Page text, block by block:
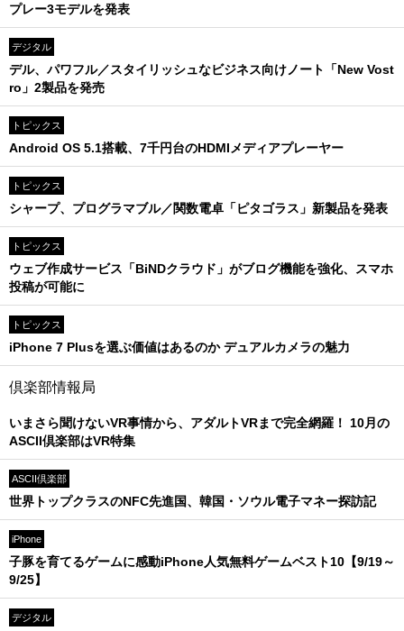
プレー3モデルを発表
デジタル
デル、パワフル／スタイリッシュなビジネス向けノート「New Vost
ro」2製品を発売
トピックス
Android OS 5.1搭載、7千円台のHDMIメディアプレーヤー
トピックス
シャープ、プログラマブル／関数電卓「ピタゴラス」新製品を発表
トピックス
ウェブ作成サービス「BiNDクラウド」がブログ機能を強化、スマホ
投稿が可能に
トピックス
iPhone 7 Plusを選ぶ価値はあるのか デュアルカメラの魅力
倶楽部情報局
いまさら聞けないVR事情から、アダルトVRまで完全網羅！ 10月の
ASCII倶楽部はVR特集
ASCII倶楽部
世界トップクラスのNFC先進国、韓国・ソウル電子マネー探訪記
iPhone
子豚を育てるゲームに感動iPhone人気無料ゲームベスト10【9/19～
9/25】
デジタル